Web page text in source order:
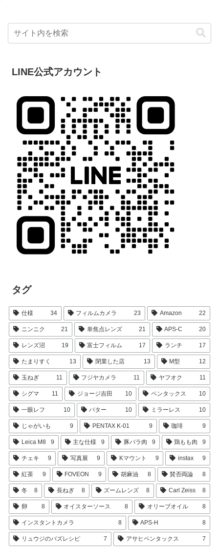
LINE公式アカウント
タグ
仕様 34 フィルムカメラ 23 Amazon 22
ニンニク 21 単焦点レンズ 21 APS-C 20
レンズ沼 19 富士フィルム 17 ランチ 17
たまりすく 13 閉業した店 13 M型 12
玉ねぎ 11 フジヤカメラ 11 ヤフオク 11
シグマ 11 ジョージ吉田 10 ペンタックス 10
一眼レフ 10 バター 10 ミラーレス 10
じゃがいも 9 PENTAX K-01 9 珈琲 9
Leica M8 9 主な仕様 9 豚バラ肉 9 鶏もも肉 9
チェキ 9 写真展 9 Kマウント 9 instax 9
紅茶 9 FOVEON 9 胡麻油 8 賛否両論 8
冬 8 長ねぎ 8 ズームレンズ 8 Carl Zeiss 8
卵 8 オイスターソース 8 オリーブオイル 8
インスタントカメラ 8 APS-H 8
リュウジのバズレシピ 7 アサヒペンタックス 7